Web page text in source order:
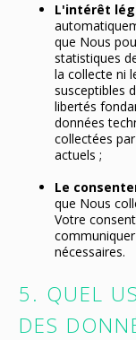
L'intérêt
que Nous
statistiques
la collecte ni
susceptibles
libertés
données
collectées
actuels ;
Le
que Nous
Votre
nécessaires.
5. QUEL
DES